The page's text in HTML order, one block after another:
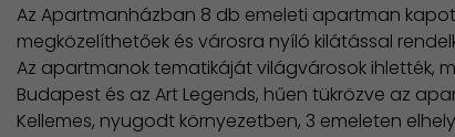
Az Apartmanházban 8 db emeleti apartman
megközelíthetőek és városra nyíló kilátással
Az apartmanok tematikáját világvárosok ihlették,
Budapest és az Art Legends, hűen tükrözve az
Kellemes, nyugodt környezetben, 3 emeleten